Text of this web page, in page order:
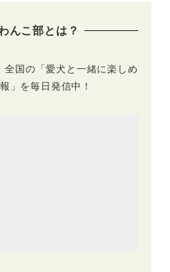
んこ部とは？
国の「愛犬と一緒に楽しめ
」を毎日発信中！